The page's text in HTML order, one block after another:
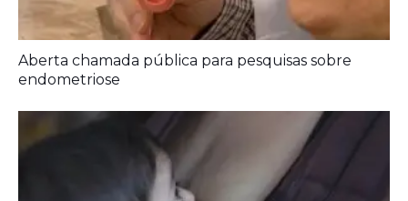
Aberta chamada pública para pesquisas sobre
endometriose